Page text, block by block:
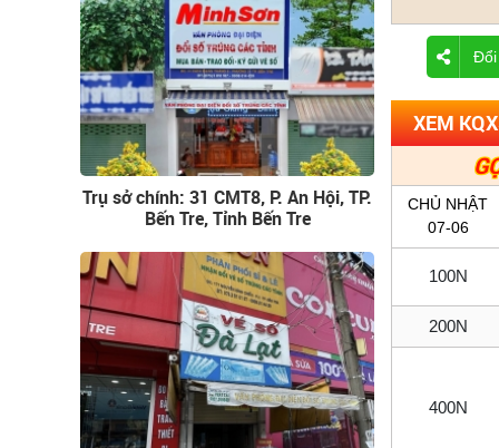
Trụ sở chính: 31 CMT8, P. An Hội, TP.
Bến Tre, Tỉnh Bến Tre
Đổi
XEM
CHỦ NHẬT
07-06
100N
200N
400N